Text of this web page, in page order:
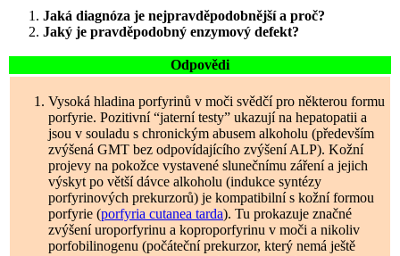
Jaká diagnóza je nejpravděpodobnější a proč?
Jaký je pravděpodobný enzymový defekt?
Odpovědi
Vysoká hladina porfyrinů v moči svědčí pro některou formu
porfyrie. Pozitivní “jaterní testy” ukazují na hepatopatii a
jsou v souladu s chronickým abusem alkoholu (především
zvýšená GMT bez odpovídajícího zvýšení ALP). Kožní
projevy na pokožce vystavené slunečnímu záření a jejich
výskyt po větší dávce alkoholu (indukce syntézy
porfyrinových prekurzorů) je kompatibilní s kožní formou
porfyrie (porfyria cutanea tarda). Tu prokazuje značné
zvýšení uroporfyrinu a koproporfyrinu v moči a nikoliv
porfobilinogenu (počáteční prekurzor, který nemá ještě